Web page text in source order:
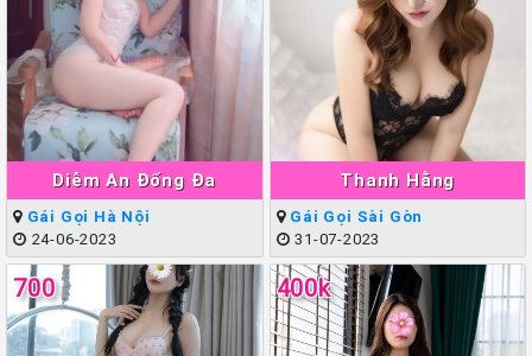
Diễm An Đống Đa
Gái Gọi Hà Nội
24-06-2023
Thanh Hằng
Gái Gọi Sài Gòn
31-07-2023
700 400k